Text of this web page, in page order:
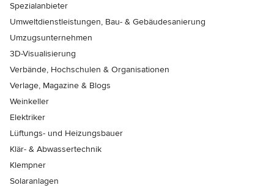
Spezialanbieter
Umweltdienstleistungen, Bau- & Gebäudesanierung
Umzugsunternehmen
3D-Visualisierung
Verbände, Hochschulen & Organisationen
Verlage, Magazine & Blogs
Weinkeller
Elektriker
Lüftungs- und Heizungsbauer
Klär- & Abwassertechnik
Klempner
Solaranlagen